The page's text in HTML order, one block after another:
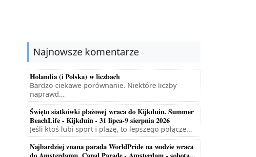
Najnowsze komentarze
Holandia (i Polska) w liczbach
Bardzo ciekawe porównanie. Niektóre liczby
naprawd...
Święto siatkówki plażowej wraca do Kijkduin. Summer
BeachLife - Kijkduin - 31 lipca-9 sierpnia 2026
Jeśli ktoś lubi sport i plażę, to lepszego połącze...
Najbardziej znana parada WorldPride na wodzie wraca